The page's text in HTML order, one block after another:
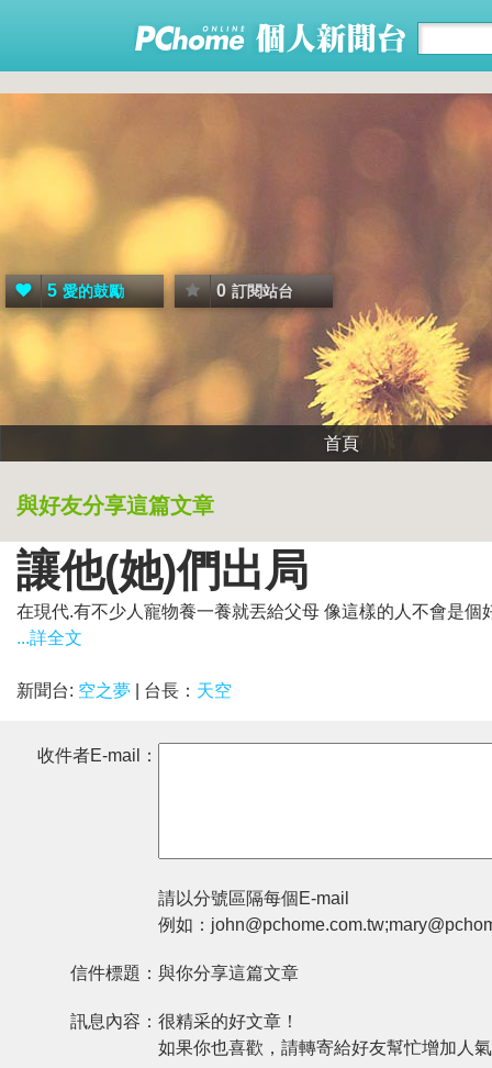
5 愛的鼓勵 0 訂閱站台
首頁
與好友分享這篇文章
讓他(她)們出局
在現代.有不少人寵物養一養就丟給父母 像這樣的人不會是
...詳全文
新聞台: 空之夢 | 台長： 天空
收件者E-mail：
請以分號區隔每個E-mail
例如：
信件標題： 與你分享這篇文章
訊息內容： 很精采的好文章！
如果你也喜歡，請轉寄給好友幫忙增加人